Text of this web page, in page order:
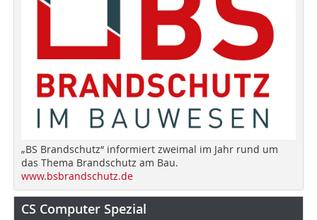
„BS Brandschutz“ informiert zweimal im Jahr rund um
das Thema Brandschutz am Bau.
www.bsbrandschutz.de
CS Computer Spezial